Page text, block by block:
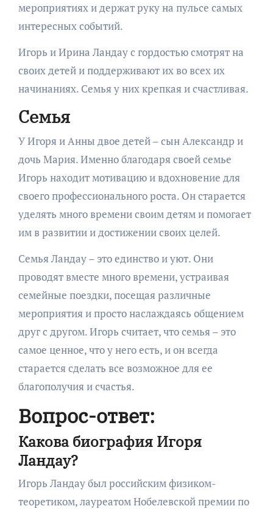
мероприятиях и держат руку на пульсе самых
интересных событий.
Игорь и Ирина Ландау с гордостью смотрят на
своих детей и поддерживают их во всех их
начинаниях. Семья у них крепкая и счастливая.
Семья
У Игоря и Анны двое детей – сын Александр и
дочь Мария. Именно благодаря своей семье
Игорь находит мотивацию и вдохновение для
своего профессионального роста. Он старается
уделять много времени своим детям и помогает
им в развитии и достижении своих целей.
Семья Ландау – это единство и уют. Они
проводят вместе много времени, устраивая
семейные поездки, посещая различные
мероприятия и просто наслаждаясь общением
друг с другом. Игорь считает, что семья – это
самое ценное, что у него есть, и он всегда
старается сделать все возможное для ее
благополучия и счастья.
Вопрос-ответ:
Какова биография Игоря
Ландау?
Игорь Ландау был российским физиком-
теоретиком, лауреатом Нобелевской премии по